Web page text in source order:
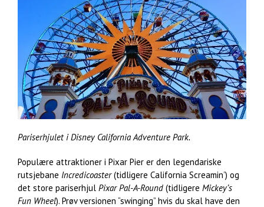
Pariserhjulet i Disney California Adventure Park.
Populære attraktioner i Pixar Pier er den legendariske
rutsjebane Incredicoaster(tidligere California Screamin’) og
det store pariserhjul Pixar Pal-A-Round (tidligere Mickey’s
Fun Wheel). Prøv versionen “swinging” hvis du skal have den